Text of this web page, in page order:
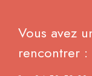
Vous avez
rencontrer :